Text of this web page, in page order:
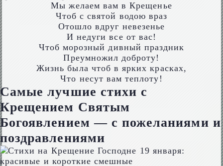
Мы желаем вам в Крещенье
Чтоб с святой водою враз
Отошло вдруг невезенье
И недуги все от вас!
Чтоб морозный дивный праздник
Преумножил доброту!
Жизнь была чтоб в ярких красках,
Что несут вам теплоту!
Самые лучшие стихи с
Крещением Святым
Богоявлением — с пожеланиями и
поздравлениями